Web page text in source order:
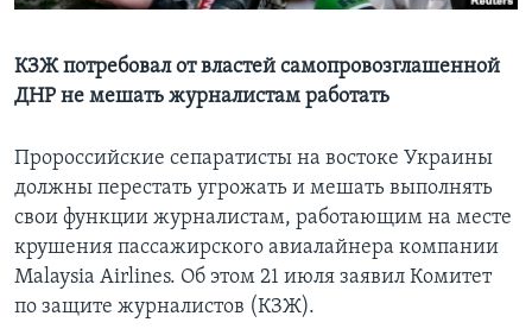
КЗЖ потребовал от властей самопровозглашенной
ДНР не мешать журналистам работать
Пророссийские сепаратисты на востоке Украины
должны перестать угрожать и мешать выполнять
свои функции журналистам, работающим на месте
крушения пассажирского авиалайнера компании
Malaysia Airlines. Об этом 21 июля заявил Комитет
по защите журналистов (КЗЖ).